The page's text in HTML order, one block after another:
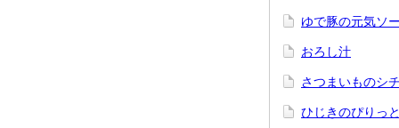
ゆで豚の元気ソ
おろし汁
さつまいものシ
ひじきのぴりっ